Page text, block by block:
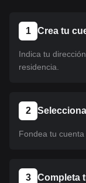
criptomonedas
1 Crea tu
Indica tu
residencia.
2
Fondea tu
3 Completa